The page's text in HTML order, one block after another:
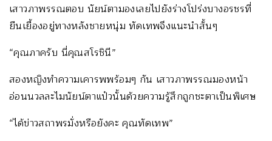
เสาวภาพรรณตอบ นัยน์ตามองเลยไปยังร่างโปร่งบางอรชรที่
ยืนเยื้องอยู่ทางหลังชายหนุ่ม ทัดเทพจึงแนะนำสั้นๆ
“คุณภาครับ นี่คุณสโรชินี”
สองหญิงทำความเคารพพร้อมๆ กัน เสาวภาพรรณมองหน้า
อ่อนนวลละไมนัยน์ตาแป๋วนั้นด้วยความรู้สึกถูกชะตาเป็นพิเศษ
“ได้ข่าวสถาพรมั่งหรือยังคะ คุณทัดเทพ”